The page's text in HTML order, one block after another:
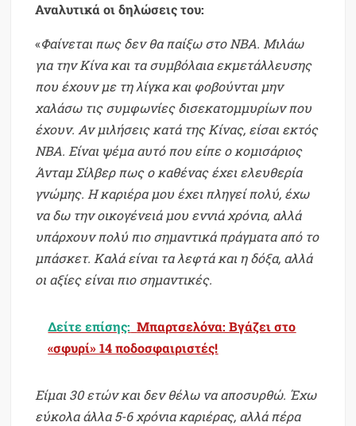
Αναλυτικά οι δηλώσεις του:
«Φαίνεται πως δεν θα παίξω στο ΝΒΑ. Μιλάω
για την Κίνα και τα συμβόλαια εκμετάλλευσης
που έχουν με τη λίγκα και φοβούνται μην
χαλάσω τις συμφωνίες δισεκατομμυρίων που
έχουν. Αν μιλήσεις κατά της Κίνας, είσαι εκτός
ΝΒΑ. Είναι ψέμα αυτό που είπε ο κομισάριος
Άνταμ Σίλβερ πως ο καθένας έχει ελευθερία
γνώμης. Η καριέρα μου έχει πληγεί πολύ, έχω
να δω την οικογένειά μου εννιά χρόνια, αλλά
υπάρχουν πολύ πιο σημαντικά πράγματα από το
μπάσκετ. Καλά είναι τα λεφτά και η δόξα, αλλά
οι αξίες είναι πιο σημαντικές.
Δείτε επίσης: Μπαρτσελόνα: Βγάζει στο
«σφυρί» 14 ποδοσφαιριστές!
Είμαι 30 ετών και δεν θέλω να αποσυρθώ. Έχω
εύκολα άλλα 5-6 χρόνια καριέρας, αλλά πέρα